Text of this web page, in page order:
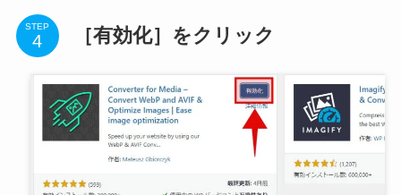
STEP ［有効化］をクリック